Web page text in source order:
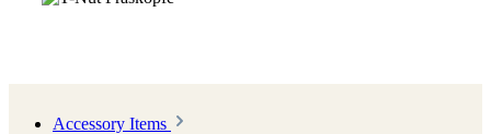
Accessory Items